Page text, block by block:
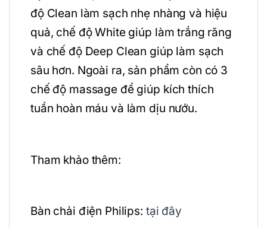
độ Clean làm sạch nhẹ nhàng và hiệu
quả, chế độ White giúp làm trắng răng
và chế độ Deep Clean giúp làm sạch
sâu hơn. Ngoài ra, sản phẩm còn có 3
chế độ massage để giúp kích thích
tuần hoàn máu và làm dịu nướu.
Tham khảo thêm:
Bàn chải điện Philips: tại đây